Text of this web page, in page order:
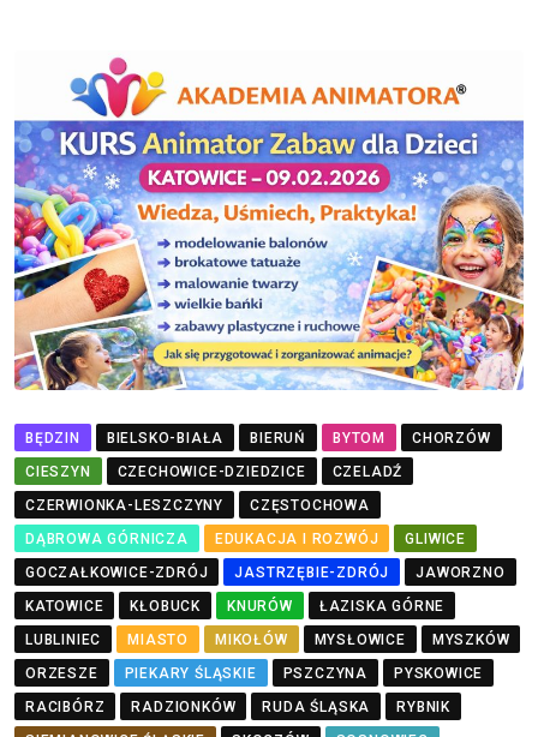
BĘDZIN BIELSKO-BIAŁA BIERUŃ BYTOM
CHORZÓW
CIESZYN
CZECHOWICE-DZIEDZICE
CZELADŹ
CZERWIONKA-LESZCZYNY
CZĘSTOCHOWA
DĄBROWA GÓRNICZA
EDUKACJA I ROZWÓJ
GLIWICE
GOCZAŁKOWICE-ZDRÓJ
JASTRZĘBIE-ZDRÓJ
JAWORZNO
KATOWICE
KŁOBUCK KNURÓW
ŁAZISKA GÓRNE
LUBLINIEC
MIASTO MIKOŁÓW MYSŁOWICE
MYSZKÓW
ORZESZE
PIEKARY ŚLĄSKIE PSZCZYNA
PYSKOWICE
RACIBÓRZ
RADZIONKÓW RUDA ŚLĄSKA
RYBNIK